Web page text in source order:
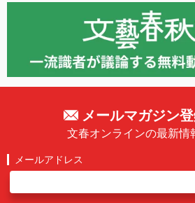
メールマガジン登
文春オンラインの最新情
メールアドレス